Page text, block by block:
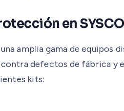
en
amplia gama de
contra defectos de fábrica y
kits: